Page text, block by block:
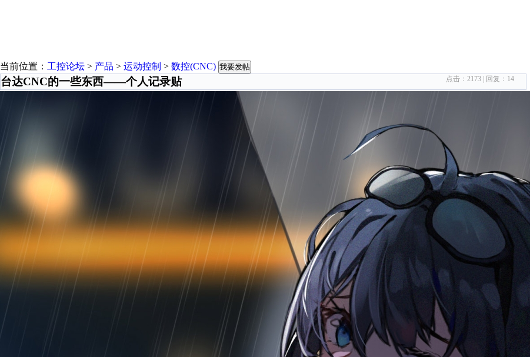
当前位置： 工控论坛 > 产品 > 运动控制 > 数控(CNC) 我要发帖
台达CNC的一些东西——个人记录贴 点击： 2173 | 回复： 14